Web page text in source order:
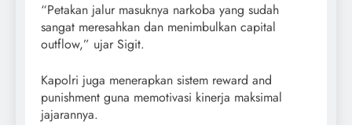
“Petakan jalur masuknya narkoba yang sudah
sangat meresahkan dan menimbulkan capital
outflow,” ujar Sigit.
Kapolri juga menerapkan sistem reward and
punishment guna memotivasi kinerja maksimal
jajarannya.